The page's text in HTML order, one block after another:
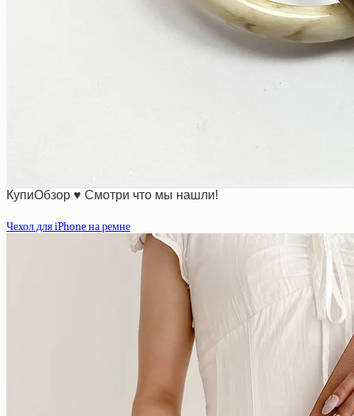
КупиОбзор ♥ Смотри что мы нашли!
Чехол для iPhone на ремне